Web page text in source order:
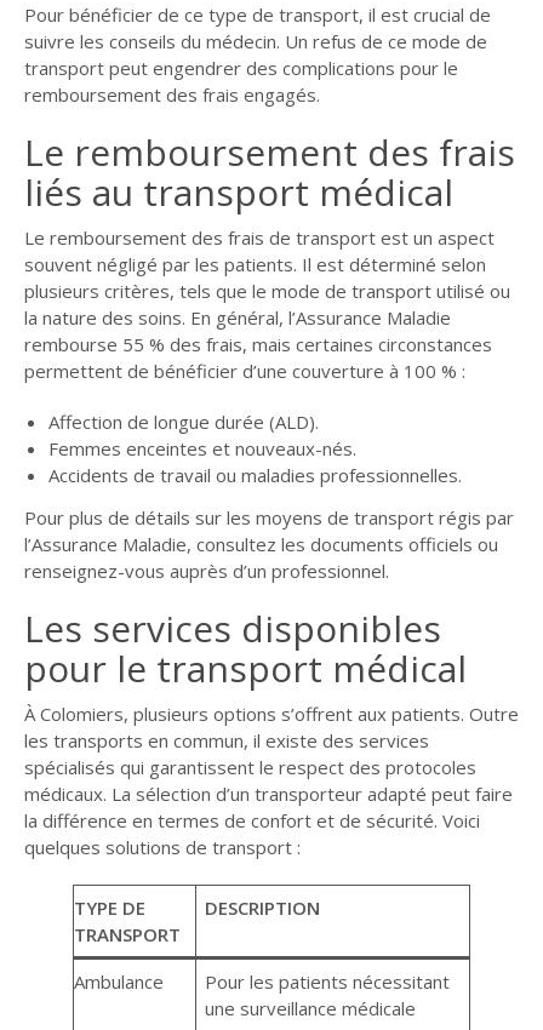
Pour bénéficier de ce type de transport, il est crucial de
suivre les conseils du médecin. Un refus de ce mode de
transport peut engendrer des complications pour le
remboursement des frais engagés.
Le remboursement des frais
liés au transport médical
Le remboursement des frais de transport est un aspect
souvent négligé par les patients. Il est déterminé selon
plusieurs critères, tels que le mode de transport utilisé ou
la nature des soins. En général, l’Assurance Maladie
rembourse 55 % des frais, mais certaines circonstances
permettent de bénéficier d’une couverture à 100 % :
Affection de longue durée (ALD).
Femmes enceintes et nouveaux-nés.
Accidents de travail ou maladies professionnelles.
Pour plus de détails sur les moyens de transport régis par
l’Assurance Maladie, consultez les documents officiels ou
renseignez-vous auprès d’un professionnel.
Les services disponibles
pour le transport médical
À Colomiers, plusieurs options s’offrent aux patients. Outre
les transports en commun, il existe des services
spécialisés qui garantissent le respect des protocoles
médicaux. La sélection d’un transporteur adapté peut faire
la différence en termes de confort et de sécurité. Voici
quelques solutions de transport :
TYPE DE
TRANSPORT
DESCRIPTION
Ambulance
Pour les patients nécessitant
une surveillance médicale